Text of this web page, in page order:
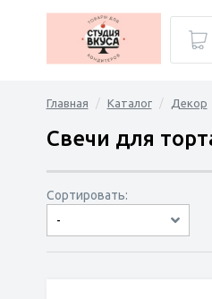
Главная Каталог Декор
Свечи для
Сортировать:
-
по популярности
сначала дешёвые
сначала дорогие